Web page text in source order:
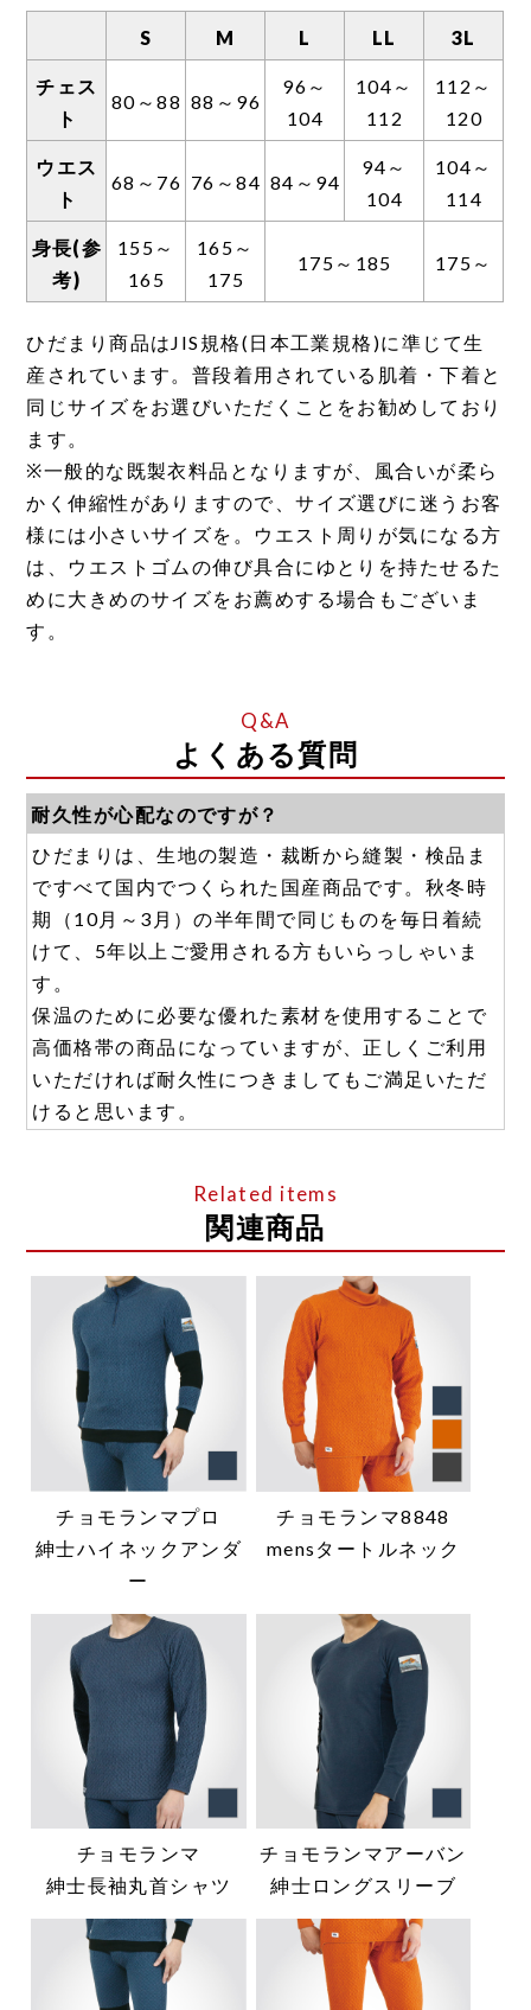
S M L LL 3L
チェス
ト
80～88 88～96
96～
104
104～
112
112～
120
ウエス
ト
68～76 76～84 84～94
94～
104
104～
114
身長(参
考)
155～
165
165～
175
175～185 175～
ひだまり商品はJIS規格(日本工業規格)に準じて生
産されています。普段着用されている肌着・下着と
同じサイズをお選びいただくことをお勧めしており
ます。
※一般的な既製衣料品となりますが、風合いが柔ら
かく伸縮性がありますので、サイズ選びに迷うお客
様には小さいサイズを。ウエスト周りが気になる方
は、ウエストゴムの伸び具合にゆとりを持たせるた
めに大きめのサイズをお薦めする場合もございま
す。
よくある質問
耐久性が心配なのですが？
ひだまりは、生地の製造・裁断から縫製・検品ま
ですべて国内でつくられた国産商品です。秋冬時
期（10月～3月）の半年間で同じものを毎日着続
けて、5年以上ご愛用される方もいらっしゃいま
す。
保温のために必要な優れた素材を使用することで
高価格帯の商品になっていますが、正しくご利用
いただければ耐久性につきましてもご満足いただ
けると思います。
関連商品
チョモランマプロ
紳士ハイネックアンダ
ー
チョモランマ8848
mensタートルネック
チョモランマ
紳士長袖丸首シャツ
チョモランマアーバン
紳士ロングスリーブ